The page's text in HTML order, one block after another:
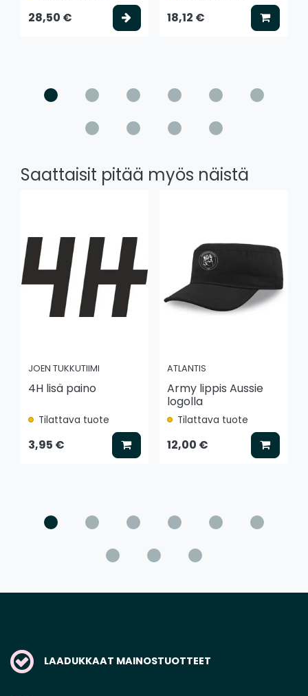
28,50 € Valitse vaihtoehto
18,12 € Lisää
Saattaisit pitää myös näistä
JOEN TUKKUTIIMI
4H lisä paino
Tilattava tuote
3,95 € Lisää koriin
ATLANTIS
Army lippis Aussie
logolla
Tilattava tuote
12,00 € Lisää
LAADUKKAAT MAINOSTUOTTEET